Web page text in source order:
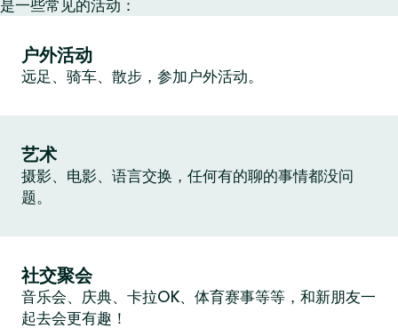
是一些常见的活动：
户外活动
远足、骑车、散步，参加户外活动。
艺术
摄影、电影、语言交换，任何有的聊的事情都没问
题。
社交聚会
音乐会、庆典、卡拉OK、体育赛事等等，和新朋友一
起去会更有趣！